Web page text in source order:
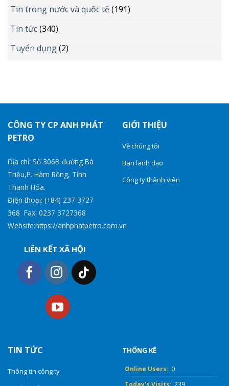
Tin trong nước và quốc tế(191)
Tin tức(340)
Tuyển dụng(2)
CÔNG TY CP ANH PHÁT
PETRO
Địa chỉ: Số 306B đường Bà
Triệu,P. Hàm Rồng, Tỉnh
Thanh Hóa.
Điện thoại: (+84) 237 3727
368 Fax: 0237 3727368
Website:https://anhphatpetro.com.vn
LIÊN KẾT XÃ HỘI
GIỚI THIỆU
Về chúng tôi
Ban lãnh đạo
Công ty thành viên
TIN TỨC
Thông tin công ty
THỐNG KÊ
Online Users: 0